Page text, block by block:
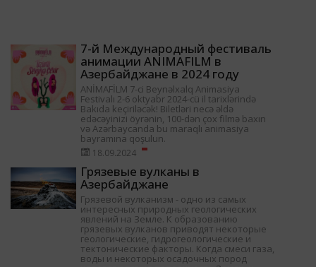
7-й Международный фестиваль
анимации ANIMAFILM в
Азербайджане в 2024 году
ANİMAFİLM 7-ci Beynəlxalq Animasiya
Festivalı 2-6 oktyabr 2024-cü il tarixlərində
Bakıda keçiriləcək! Biletləri necə əldə
edəcəyinizi öyrənin, 100-dən çox filmə baxın
və Azərbaycanda bu maraqlı animasiya
bayramına qoşulun.
18.09.2024
Грязевые вулканы в
Азербайджане
Грязевой вулканизм - одно из самых
интересных природных геологических
явлений на Земле. К образованию
грязевых вулканов приводят некоторые
геологические, гидрогеологические и
тектонические факторы. Когда смеси газа,
воды и некоторых осадочных пород